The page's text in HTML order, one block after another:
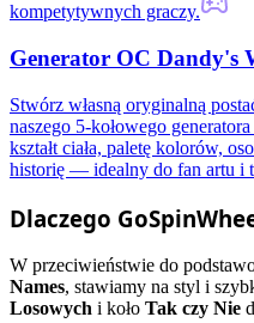
kompetytywnych graczy.
Generator OC Dandy's
Stwórz własną oryginalną
naszego 5-kołowego
kształt ciała, paletę kolorów,
historię — idealny do fan artu i
Dlaczego
W przeciwieństwie do
Names, stawiamy na styl i
Losowych i koło Tak czy Nie